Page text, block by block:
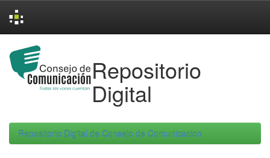
navigation
Repositorio
Digital
Repositorio Digital de Consejo de Comunicacion